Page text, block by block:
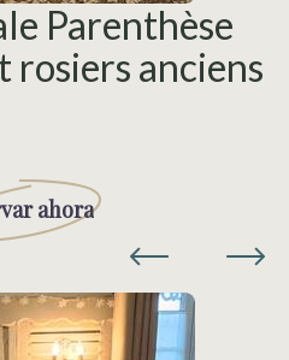
Parenthèse
rosiers anciens
ahora